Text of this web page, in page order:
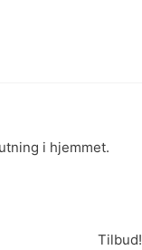
i hjemmet.
Tilbud!